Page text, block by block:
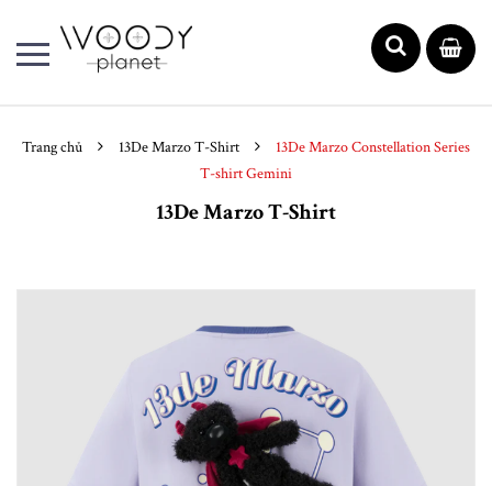
Trang chủ 13De Marzo T-Shirt
13De Marzo Constellation Series
T-shirt Gemini
13De Marzo T-Shirt